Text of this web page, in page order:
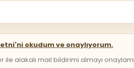
okudum ve onaylıyorum.
alakalı mail bildirimi almayı onaylamış